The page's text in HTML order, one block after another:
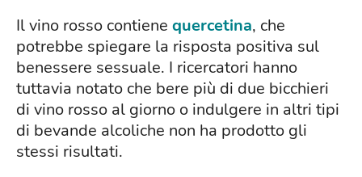
Il vino rosso contiene quercetina, che
potrebbe spiegare la risposta positiva sul
benessere sessuale. I ricercatori hanno
tuttavia notato che bere più di due bicchieri
di vino rosso al giorno o indulgere in altri tipi
di bevande alcoliche non ha prodotto gli
stessi risultati.